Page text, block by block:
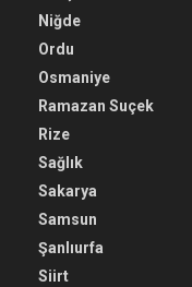
Niğde
Ordu
Osmaniye
Ramazan Suçek
Rize
Sağlık
Sakarya
Samsun
Şanlıurfa
Siirt